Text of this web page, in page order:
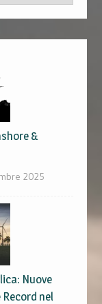
&
2025
Nuove
nel